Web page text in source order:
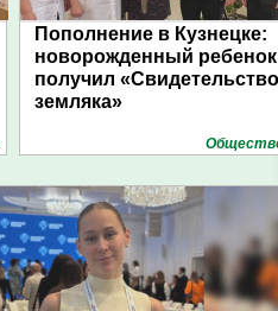
Пополнение в Кузнецке:
новорожденный ребенок
получил «Свидетельство
земляка»